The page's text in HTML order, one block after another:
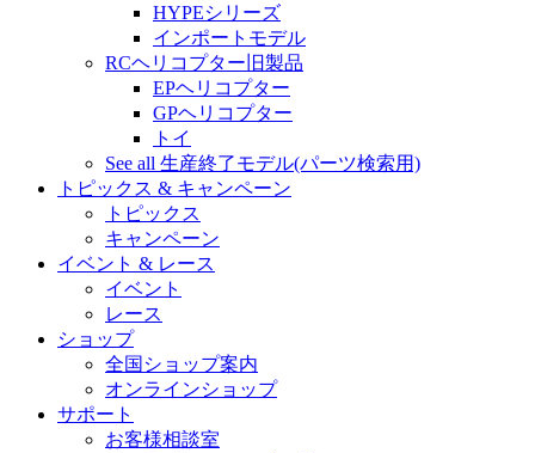
HYPEシリーズ
インポートモデル
RCヘリコプター旧製品
EPヘリコプター
GPヘリコプター
トイ
See all 生産終了モデル(パーツ検索用)
トピックス & キャンペーン
トピックス
キャンペーン
イベント & レース
イベント
レース
ショップ
全国ショップ案内
オンラインショップ
サポート
お客様相談室